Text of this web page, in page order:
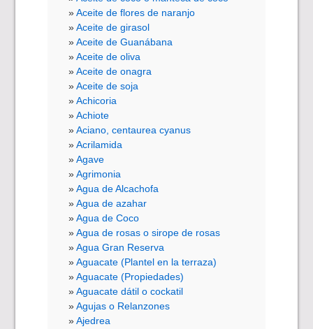
Aceite de flores de naranjo
Aceite de girasol
Aceite de Guanábana
Aceite de oliva
Aceite de onagra
Aceite de soja
Achicoria
Achiote
Aciano, centaurea cyanus
Acrilamida
Agave
Agrimonia
Agua de Alcachofa
Agua de azahar
Agua de Coco
Agua de rosas o sirope de rosas
Agua Gran Reserva
Aguacate (Plantel en la terraza)
Aguacate (Propiedades)
Aguacate dátil o cockatil
Agujas o Relanzones
Ajedrea